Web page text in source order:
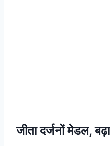
जीता दर्जनों मेडल,